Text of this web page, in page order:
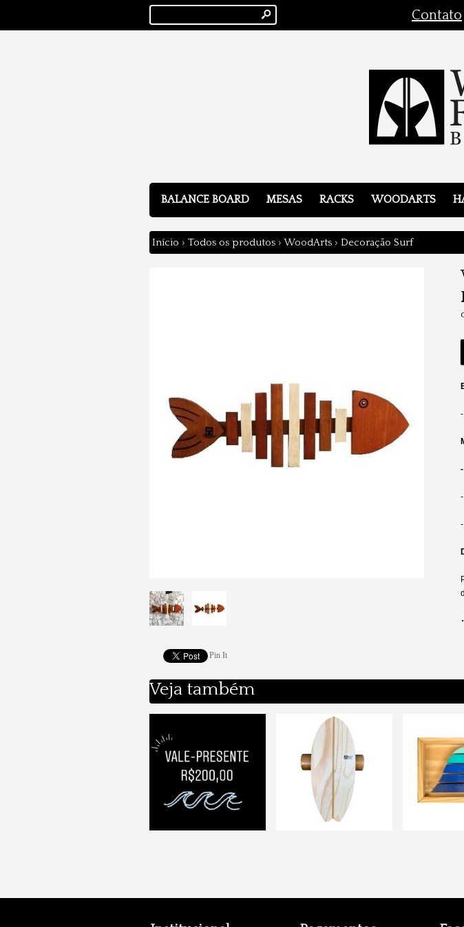
s Contato
BALANCE BOARD MESAS RACKS WOODARTS
Início › Todos os produtos › WoodArts › Decoração Surf
Pin It
-
Veja também